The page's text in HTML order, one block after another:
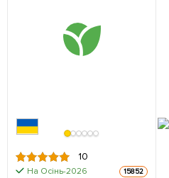
10
На Осінь-2026 15852